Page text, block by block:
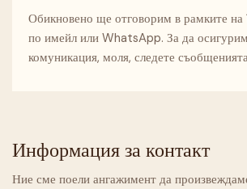
Обикновено ще отговорим в рамките на
по имейл или WhatsApp. За да
комуникация, моля, следете
Информация за контакт
Ние сме поели ангажимент да